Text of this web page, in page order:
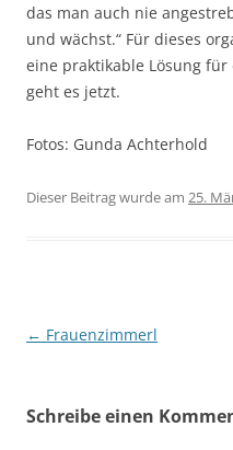
das man auch nie
und wächst.“ Für dieses
eine praktikable Lösung
geht es jetzt.
Fotos: Gunda Achterhold
Dieser Beitrag wurde am 25.
Artikel-Navigation
← Frauenzimmerl
Schreibe einen